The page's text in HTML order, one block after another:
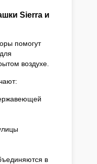
Sierra и
помогут
воздухе.
в